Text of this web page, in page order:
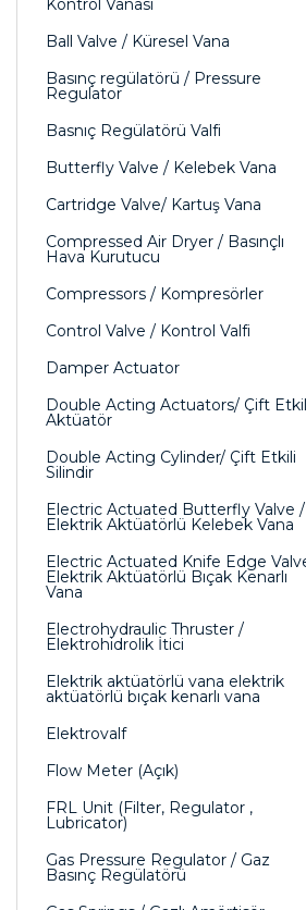
Kontrol Vanası
Ball Valve / Küresel Vana
Basınç regülatörü / Pressure
Regulator
Basnıç Regülatörü Valfi
Butterfly Valve / Kelebek Vana
Cartridge Valve/ Kartuş Vana
Compressed Air Dryer / Basınçlı
Hava Kurutucu
Compressors / Kompresörler
Control Valve / Kontrol Valfi
Damper Actuator
Double Acting Actuators/ Çift
Aktüatör
Double Acting Cylinder/ Çift Etkili
Silindir
Electric Actuated Butterfly Valve /
Elektrik Aktüatörlü Kelebek Vana
Electric Actuated Knife Edge
Elektrik Aktüatörlü Bıçak Kenarlı
Vana
Electrohydraulic Thruster /
Elektrohidrolik İtici
Elektrik aktüatörlü vana elektrik
aktüatörlü bıçak kenarlı vana
Elektrovalf
Flow Meter (Açık)
FRL Unit (Filter, Regulator ,
Lubricator)
Gas Pressure Regulator / Gaz
Basınç Regülatörü